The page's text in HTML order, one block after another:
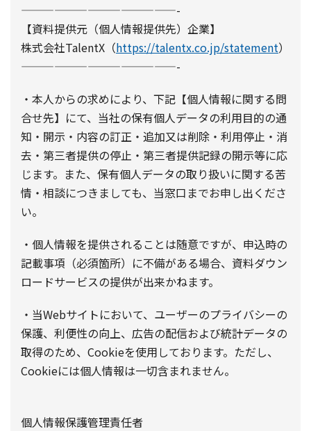
——————————————-
【資料提供元（個人情報提供先）企業】
株式会社TalentX（https://talentx.co.jp/statement）
——————————————-
・本人からの求めにより、下記【個人情報に関する問
合せ先】にて、当社の保有個人データの利用目的の通
知・開示・内容の訂正・追加又は削除・利用停止・消
去・第三者提供の停止・第三者提供記録の開示等に応
じます。また、保有個人データの取り扱いに関する苦
情・相談につきましても、当窓口までお申し出くださ
い。
・個人情報を提供されることは随意ですが、申込時の
記載事項（必須箇所）に不備がある場合、資料ダウン
ロードサービスの提供が出来かねます。
・当Webサイトにおいて、ユーザーのプライバシーの
保護、利便性の向上、広告の配信および統計データの
取得のため、Cookieを使用しております。ただし、
Cookieには個人情報は一切含まれません。
個人情報保護管理責任者